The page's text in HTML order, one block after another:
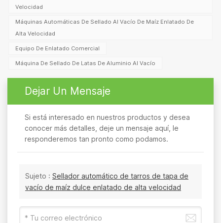
Velocidad
Máquinas Automáticas De Sellado Al Vacío De Maíz Enlatado De
Alta Velocidad
Equipo De Enlatado Comercial
Máquina De Sellado De Latas De Aluminio Al Vacío
Dejar Un Mensaje
Si está interesado en nuestros productos y desea
conocer más detalles, deje un mensaje aquí, le
responderemos tan pronto como podamos.
Sujeto : Sellador automático de tarros de tapa de
vacío de maíz dulce enlatado de alta velocidad